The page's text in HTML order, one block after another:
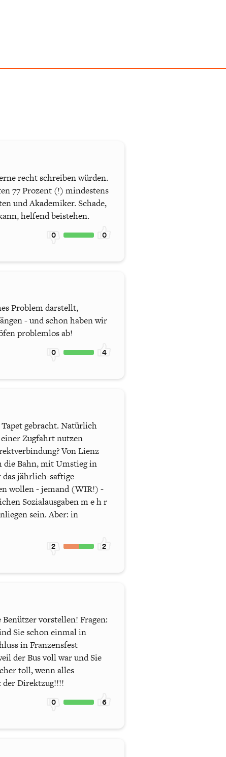
recht schreiben würden.
77 Prozent (!) mindestens
und Akademiker. Schade,
helfend beistehen.
0 0
Problem darstellt,
- und schon haben wir
problemlos ab!
0 4
gebracht. Natürlich
Zugfahrt nutzen
Von Lienz
die Bahn, mit Umstieg in
das jährlich-saftige
wollen - jemand (WIR!) -
Sozialausgaben m e h r
sein. Aber: in
2 2
vorstellen! Fragen:
Sie schon einmal in
in Franzensfest
der Bus voll war und Sie
toll, wenn alles
Direktzug!!!!
0 6